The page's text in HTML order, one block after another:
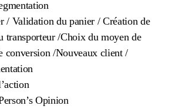
/ Validation du panier / Création de
transporteur /Choix du moyen de
conversion /Nouveaux client /
Opinion